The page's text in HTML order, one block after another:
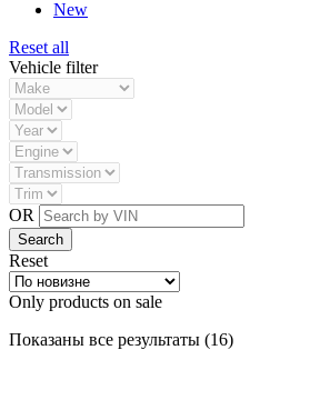
New
Reset all
Vehicle filter
OR
Reset
Only products on sale
Показаны все результаты (16)Сортировка: